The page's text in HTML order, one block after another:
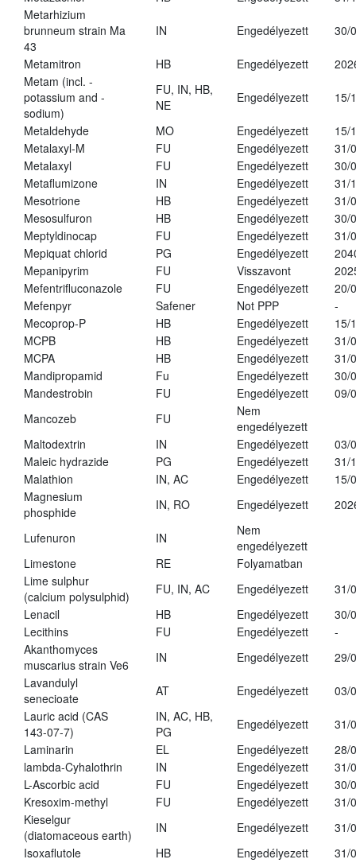
Metarhizium
brunneum strain Ma
43
IN Engedélyezett 30/
Metamitron HB Engedélyezett
Metam (incl. -
potassium and -
sodium)
FU, IN, HB,
NE
Engedélyezett 15/
Metaldehyde MO Engedélyezett
15/
Metalaxyl-M
FU Engedélyezett
31/
Metalaxyl
FU Engedélyezett
30/
Metaflumizone
IN Engedélyezett
31/
Mesotrione
HB Engedélyezett
31/
Mesosulfuron
HB Engedélyezett
30/
Meptyldinocap
FU Engedélyezett
31/
Mepiquat chlorid
PG Engedélyezett
Mepanipyrim
FU Visszavont
Mefentrifluconazole
FU Engedélyezett
20/
Mefenpyr
Safener Not PPP
-
Mecoprop-P
HB Engedélyezett
15/
MCPB
HB Engedélyezett
31/
MCPA
HB Engedélyezett
31/
Mandipropamid
Fu Engedélyezett
30/
Mandestrobin
FU Engedélyezett
09/
Mancozeb
FU
Nem
engedélyezett
Maltodextrin
IN Engedélyezett
03/
Maleic hydrazide
PG Engedélyezett
31/
Malathion
IN, AC Engedélyezett
15/
Magnesium
phosphide
IN, RO Engedélyezett
Lufenuron IN
Nem
engedélyezett
Limestone
RE
Folyamatban
Lime sulphur
(calcium polysulphid)
FU, IN, AC Engedélyezett
31/
Lenacil
HB Engedélyezett
30/
Lecithins
FU Engedélyezett
-
Akanthomyces
muscarius strain Ve6
IN Engedélyezett
29/
Lavandulyl
senecioate
AT Engedélyezett
03/
Lauric acid (CAS
143-07-7)
IN, AC, HB,
PG
Engedélyezett
31/
Laminarin
EL Engedélyezett
28/
lambda-Cyhalothrin
IN Engedélyezett
31/
L-Ascorbic acid
FU Engedélyezett
30/
Kresoxim-methyl
FU Engedélyezett
31/
Kieselgur
(diatomaceous earth)
IN Engedélyezett
31/
Isoxaflutole
HB Engedélyezett
31/